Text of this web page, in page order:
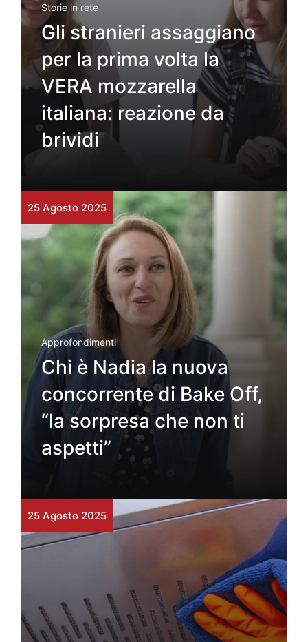
Storie in rete
Gli stranieri assaggiano
per la prima volta la
VERA mozzarella
italiana: reazione da
brividi
25 Agosto 2025
Approfondimenti
Chi è Nadia la nuova
concorrente di Bake Off,
“la sorpresa che non ti
aspetti”
25 Agosto 2025